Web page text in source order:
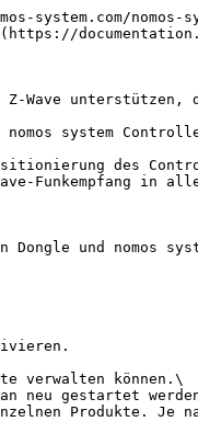
Wave
nomos system
des
Funkempfang in
Dongle und nomos
Produkte. Je